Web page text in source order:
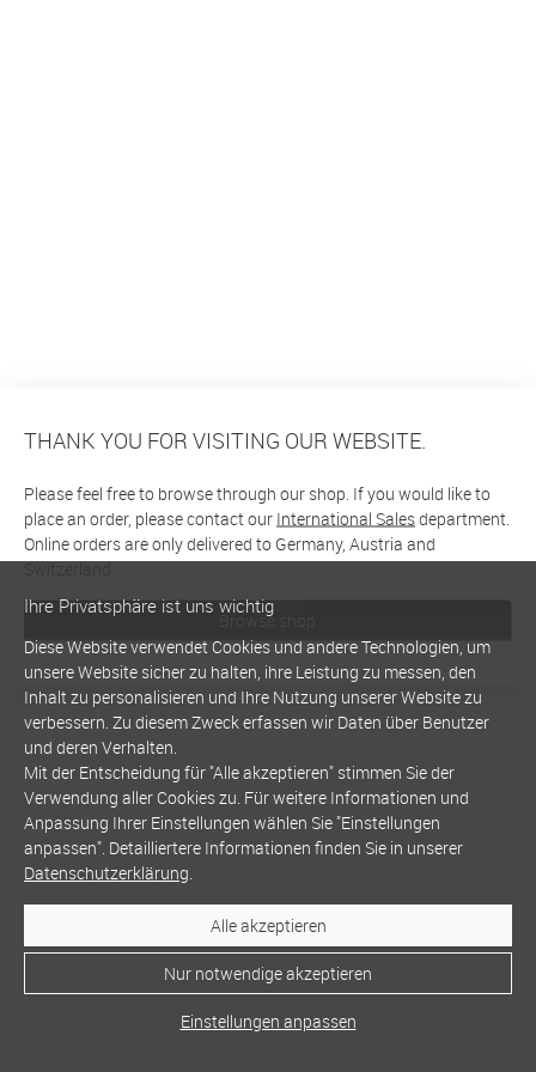
THANK YOU FOR VISITING OUR WEBSITE.
Please feel free to browse through our shop. If you would like to
place an order, please contact our International Salesdepartment.
Online orders are only delivered to Germany, Austria and
Switzerland
Browse shop
Ihre Privatsphäre ist uns wichtig
Diese Website verwendet Cookies und andere Technologien, um
unsere Website sicher zu halten, ihre Leistung zu messen, den
Inhalt zu personalisieren und Ihre Nutzung unserer Website zu
verbessern. Zu diesem Zweck erfassen wir Daten über Benutzer
und deren Verhalten.
Mit der Entscheidung für "Alle akzeptieren" stimmen Sie der
Verwendung aller Cookies zu. Für weitere Informationen und
Anpassung Ihrer Einstellungen wählen Sie "Einstellungen
anpassen". Detailliertere Informationen finden Sie in unserer
Datenschutzerklärung.
Alle akzeptieren
Nur notwendige akzeptieren
Einstellungen anpassen